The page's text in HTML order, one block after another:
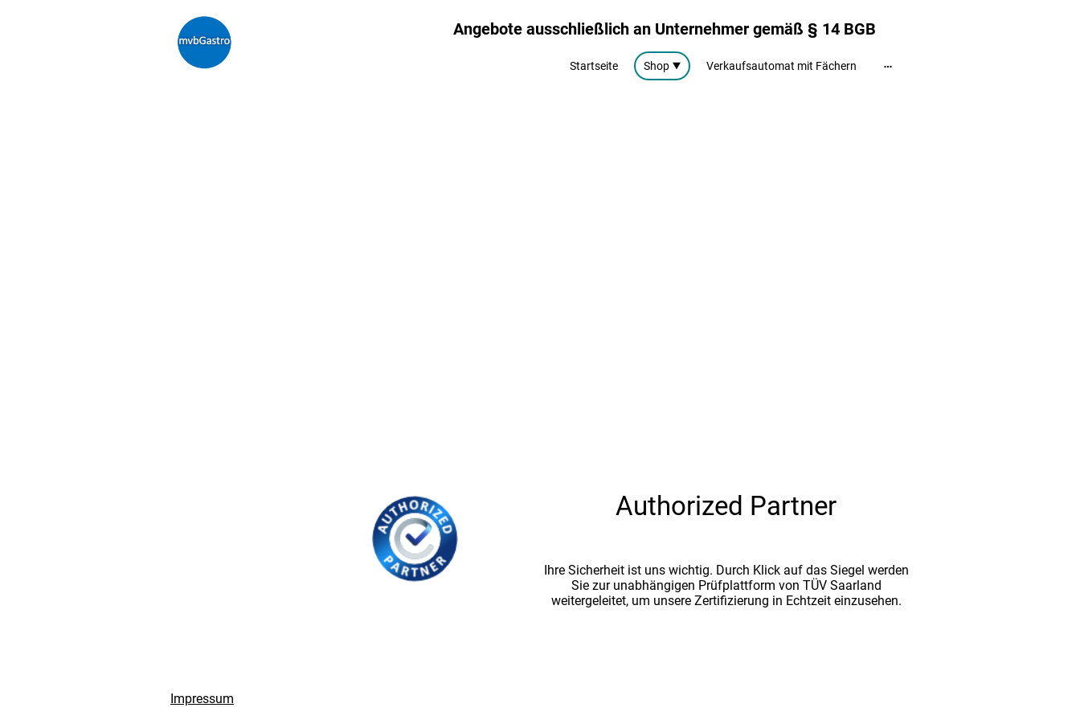
Angebote ausschließlich an Unternehmer gemäß § 14 BGB
Startseite Shop Verkaufsautomat mit Fächern
Authorized Partner
Ihre Sicherheit ist uns wichtig. Durch Klick auf das Siegel werden
Sie zur unabhängigen Prüfplattform von TÜV Saarland
weitergeleitet, um unsere Zertifizierung in Echtzeit einzusehen.
Impressum